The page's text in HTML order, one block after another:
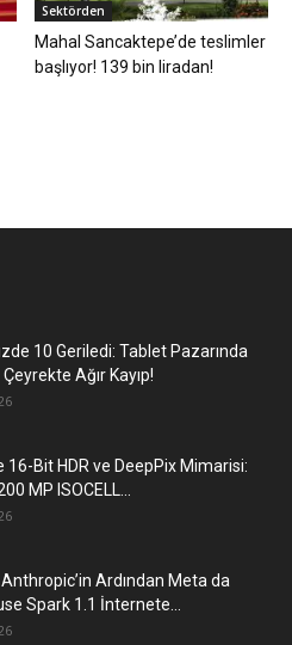
Sektörden
Mahal Sancaktepe’de teslimler
başlıyor! 139 bin liradan!
10 Geriledi: Tablet Pazarında
Ağır Kayıp!
16-Bit HDR ve DeepPix Mimarisi:
MP ISOCELL...
Ardından Meta da
Spark 1.1 İnternete...